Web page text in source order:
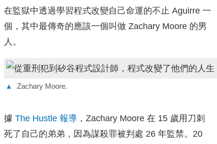
在監獄中透過學習程式改變自己命運的不止 Aguirre 一
個，其中最傳奇的應該一個叫做 Zachary Moore 的男
人。
▲ Zachary Moore.
據 The Hustle 報導 ，Zachary Moore 在 15 歲用刀刺
死了自己的弟弟，因為謀殺罪被判處 26 年監禁。20